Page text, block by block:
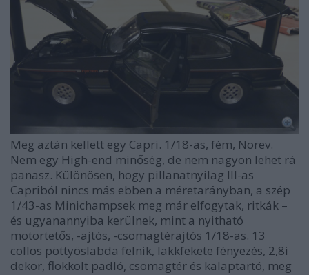
Meg aztán kellett egy Capri. 1/18-as, fém, Norev.
Nem egy High-end minőség, de nem nagyon lehet rá
panasz. Különösen, hogy pillanatnyilag III-as
Capriból nincs más ebben a méretarányban, a szép
1/43-as Minichampsek meg már elfogytak, ritkák –
és ugyanannyiba kerülnek, mint a nyitható
motortetős, -ajtós, -csomagtérajtós 1/18-as. 13
collos pöttyöslabda felnik, lakkfekete fényezés, 2,8i
dekor, flokkolt padló, csomagtér és kalaptartó, meg